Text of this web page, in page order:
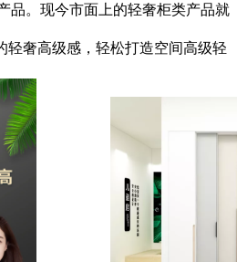
品。现今市面上的轻奢柜类产品就
轻奢高级感，轻松打造空间高级轻